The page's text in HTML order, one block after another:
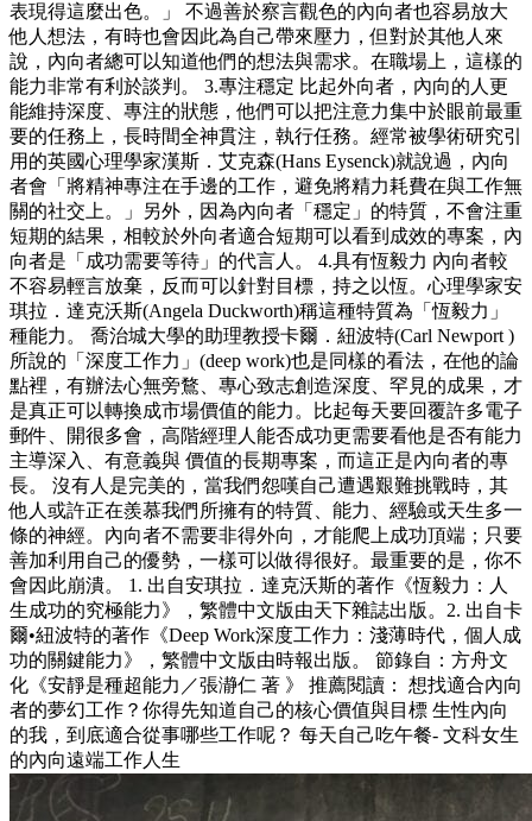
表現得這麼出色。」 不過善於察言觀色的內向者也容易放大
他人想法，有時也會因此為自己帶來壓力，但對於其他人來
說，內向者總可以知道他們的想法與需求。在職場上，這樣的
能力非常有利於談判。 3.專注穩定 比起外向者，內向的人更
能維持深度、專注的狀態，他們可以把注意力集中於眼前最重
要的任務上，長時間全神貫注，執行任務。經常被學術研究引
用的英國心理學家漢斯．艾克森(Hans Eysenck)就說過，內向
者會「將精神專注在手邊的工作，避免將精力耗費在與工作無
關的社交上。」另外，因為內向者「穩定」的特質，不會注重
短期的結果，相較於外向者適合短期可以看到成效的專案，內
向者是「成功需要等待」的代言人。 4.具有恆毅力 內向者較
不容易輕言放棄，反而可以針對目標，持之以恆。心理學家安
琪拉．達克沃斯(Angela Duckworth)稱這種特質為「恆毅力」
種能力。 喬治城大學的助理教授卡爾．紐波特(Carl Newport )
所說的「深度工作力」(deep work)也是同樣的看法，在他的論
點裡，有辦法心無旁鶩、專心致志創造深度、罕見的成果，才
是真正可以轉換成市場價值的能力。比起每天要回覆許多電子
郵件、開很多會，高階經理人能否成功更需要看他是否有能力
主導深入、有意義與 價值的長期專案，而這正是內向者的專
長。 沒有人是完美的，當我們怨嘆自己遭遇艱難挑戰時，其
他人或許正在羨慕我們所擁有的特質、能力、經驗或天生多一
條的神經。內向者不需要非得外向，才能爬上成功頂端；只要
善加利用自己的優勢，一樣可以做得很好。最重要的是，你不
會因此崩潰。 1. 出自安琪拉．達克沃斯的著作《恆毅力：人
生成功的究極能力》，繁體中文版由天下雜誌出版。2. 出自卡
爾•紐波特的著作《Deep Work深度工作力：淺薄時代，個人成
功的關鍵能力》，繁體中文版由時報出版。 節錄自：方舟文
化《安靜是種超能力／張瀞仁 著 》 推薦閱讀： 想找適合內向
者的夢幻工作？你得先知道自己的核心價值與目標 生性內向
的我，到底適合從事哪些工作呢？ 每天自己吃午餐- 文科女生
的內向遠端工作人生